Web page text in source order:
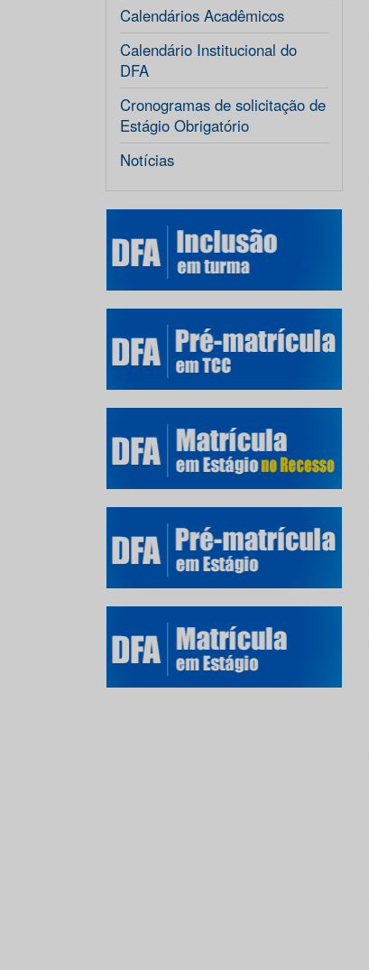
Calendários Acadêmicos
Calendário Institucional do
DFA
Cronogramas de solicitação de
Estágio Obrigatório
Notícias